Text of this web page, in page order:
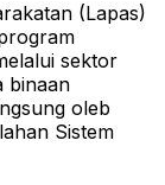
(Lapas)
sektor
binaan
oleb
Sistem